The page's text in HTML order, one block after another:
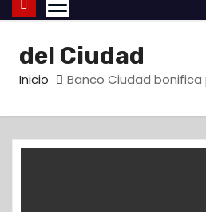
del Ciudad
Inicio Banco Ciudad